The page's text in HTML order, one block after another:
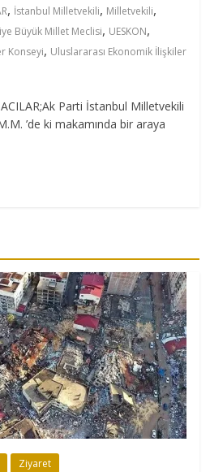
, İstanbul Milletvekili, Milletvekili,
Büyük Millet Meclisi, UESKON,
Konseyi, Uluslararası Ekonomik İlişkiler
Parti İstanbul Milletvekili
’de ki makamında bir araya
Ziyaret